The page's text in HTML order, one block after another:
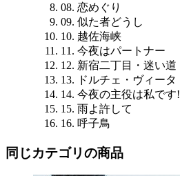
08. 恋めぐり
09. 似た者どうし
10. 越佐海峡
11. 今夜はパートナー
12. 新宿二丁目・迷い道
13. ドルチェ・ヴィータ
14. 今夜の主役は私です!
15. 雨よ許して
16. 呼子鳥
同じカテゴリの商品